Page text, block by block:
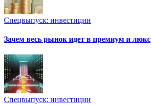
Спецвыпуск: инвестиции
Зачем весь рынок идет в премиум и люкс
Спецвыпуск: инвестиции